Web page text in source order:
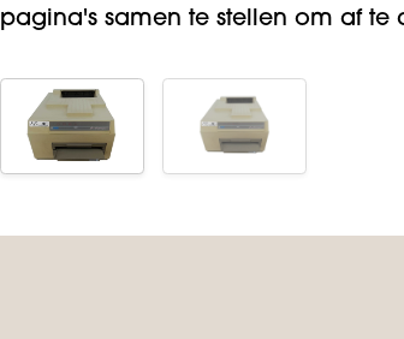
pagina's samen te stellen om af te